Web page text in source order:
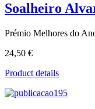
Soalheiro
Prémio Melhores do
24,50 €
Product details